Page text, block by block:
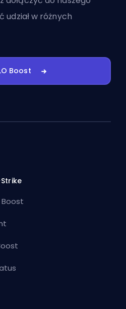
udział w różnych
Boost
Boost